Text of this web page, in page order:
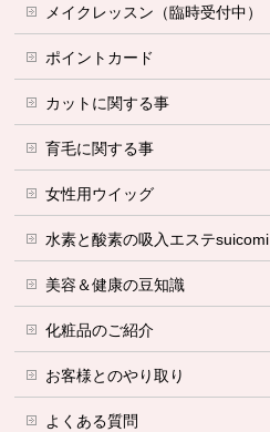
メイクレッスン（臨時受付中）
ポイントカード
カットに関する事
育毛に関する事
女性用ウイッグ
水素と酸素の吸入エステsuicomi
美容＆健康の豆知識
化粧品のご紹介
お客様とのやり取り
よくある質問